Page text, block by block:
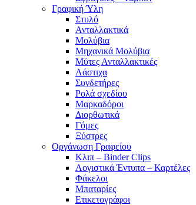
Γραφική Ύλη
Στυλό
Ανταλλακτικά
Μολύβια
Μηχανικά Μολύβια
Μύτες Ανταλλακτικές
Λάστιχα
Συνδετήρες
Ρολά σχεδίου
Μαρκαδόροι
Διορθωτικά
Γόμες
Ξύστρες
Οργάνωση Γραφείου
Κλιπ – Binder Clips
Λογιστικά Έντυπα – Καρτέλες
Φάκελοι
Μπαταρίες
Ετικετογράφοι